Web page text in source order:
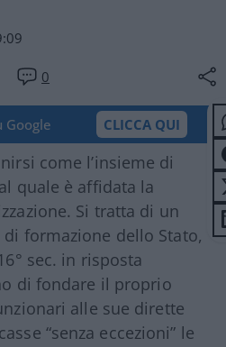
0
Google CLICCA QUI
come l’insieme di
quale è affidata la
Si tratta di un
formazione dello Stato,
sec. in risposta
di fondare il proprio
alle sue dirette
“senza eccezioni” le